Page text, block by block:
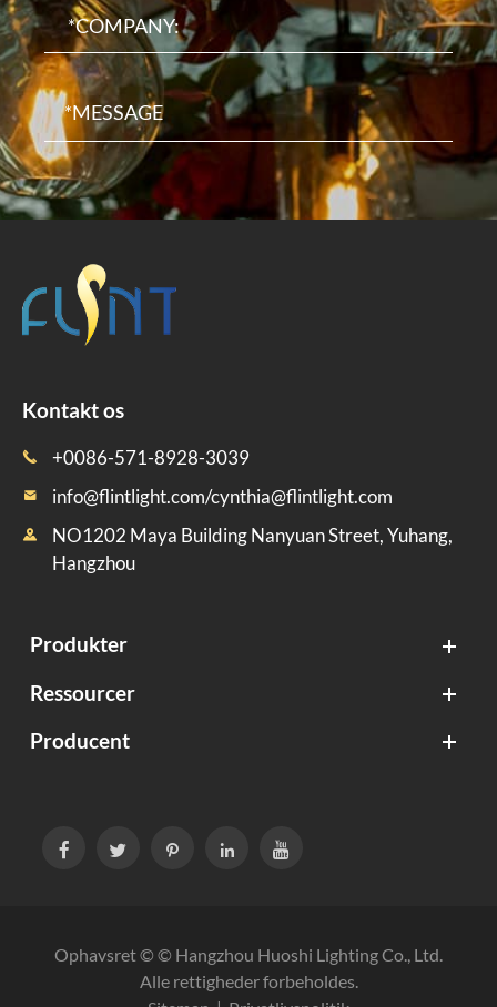
Kontakt os
 +0086-571-8928-3039
 info@flintlight.com/cynthia@flintlight.com

NO1202 Maya Building Nanyuan Street, Yuhang,
Hangzhou
Produkter
Ressourcer
Producent
    
Ophavsret © © Hangzhou Huoshi Lighting Co., Ltd.
Alle rettigheder forbeholdes.